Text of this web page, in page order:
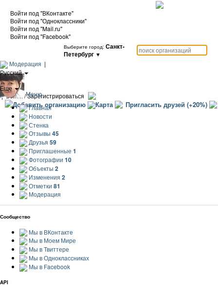
Войти под "ВКонтакте"
Войти под "Одноклассники"
Войти под "Mail.ru"
Войти под "Facebook"
Выберите город: Санкт-
Петербург ▼
Модерация |
Русский
|
Еще
|Войти / Зарегистрироваться
Добавить организацию Карта Пригласить друзей (+20%)
Меню
Главная
Новости
Стенка
Отзывы 45
Друзья 59
Приглашенные 1
Фотографии 10
Объекты 2
Изменения 2
Отметки 81
Модерация
Сообщество
Мы в ВКонтакте
Мы в Моем Мире
Мы в Твиттере
Мы в Одноклассниках
Мы в Facebook
API